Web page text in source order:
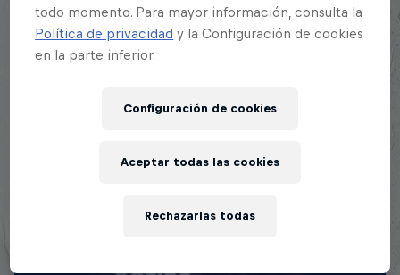
todo momento. Para mayor información, consulta la
Política de privacidad y la Configuración de cookies
en la parte inferior.
Configuración de cookies
Rechazarlas todas
Aceptar todas las cookies